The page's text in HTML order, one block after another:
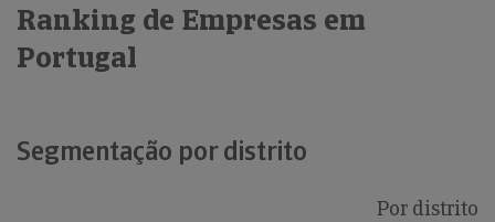
Ranking de Empresas em
Portugal
Segmentação por distrito
Por distrito